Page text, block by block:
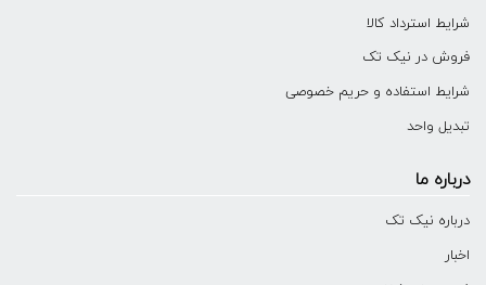
شرایط استرداد کالا
فروش در نیک تک
شرایط استفاده و حریم خصوصی
تبدیل واحد
درباره ما
درباره نیک تک
اخبار